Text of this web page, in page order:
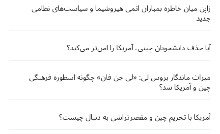
ژاپن میان خاطره بمباران اتمی هیروشیما و سیاست‌های نظامی
جدید
آیا حذف دانشجویان چینی، آمریکا را امن‌تر می‌کند؟
میراث ماندگار بروس لی: «لی جن فان» چگونه اسطوره فرهنگی
چین و آمریکا شد؟
آمریکا با تحریم چین و مقصرتراشی به دنبال چیست؟